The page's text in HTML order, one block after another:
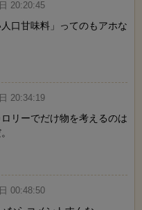
20:20:45
口甘味料」ってのもアホな
20:34:19
リーでだけ物を考えるのは
00:48:50